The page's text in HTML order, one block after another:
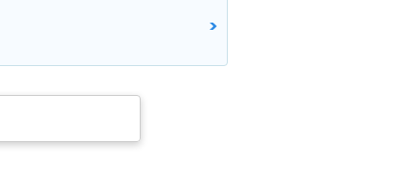
1966年）を強くイメージさせたぐク
のW800が継続されていった。